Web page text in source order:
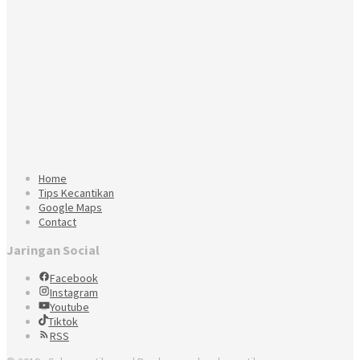
Home
Tips Kecantikan
Google Maps
Contact
Jaringan Social
Facebook
Instagram
Youtube
Tiktok
RSS